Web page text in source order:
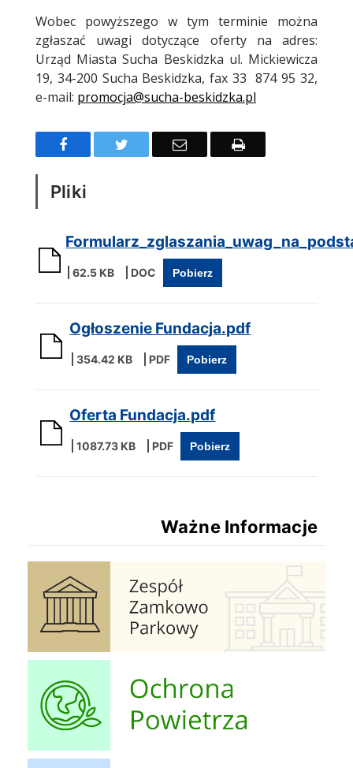
Wobec powyższego w tym terminie można
zgłaszać uwagi dotyczące oferty na adres:
Urząd Miasta Sucha Beskidzka ul. Mickiewicza
19, 34-200 Sucha Beskidzka, fax 33 874 95 32,
e-mail: promocja@sucha-beskidzka.pl
FacebookTwitter Email Drukuj
Pliki
62.5 KB Pobierz
Ogłoszenie Fundacja.pdf
354.42 KB Pobierz
Oferta Fundacja.pdf
1087.73 KB Pobierz
Ważne Informacje